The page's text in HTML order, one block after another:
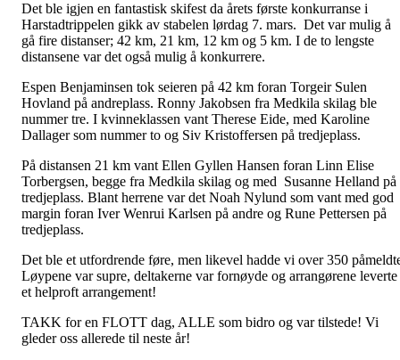
Det ble igjen en fantastisk skifest da årets første konkurranse i
Harstadtrippelen gikk av stabelen lørdag 7. mars. Det var mulig å
gå fire distanser; 42 km, 21 km, 12 km og 5 km. I de to lengste
distansene var det også mulig å konkurrere.
Espen Benjaminsen tok seieren på 42 km foran Torgeir Sulen
Hovland på andreplass. Ronny Jakobsen fra Medkila skilag ble
nummer tre. I kvinneklassen vant Therese Eide, med Karoline
Dallager som nummer to og Siv Kristoffersen på tredjeplass.
På distansen 21 km vant Ellen Gyllen Hansen foran Linn Elise
Torbergsen, begge fra Medkila skilag og med Susanne Helland på
tredjeplass. Blant herrene var det Noah Nylund som vant med god
margin foran Iver Wenrui Karlsen på andre og Rune Pettersen på
tredjeplass.
Det ble et utfordrende føre, men likevel hadde vi over 350
Løypene var supre, deltakerne var fornøyde og arrangørene leverte
et helproft arrangement!
TAKK for en FLOTT dag, ALLE som bidro og var tilstede! Vi
gleder oss allerede til neste år!